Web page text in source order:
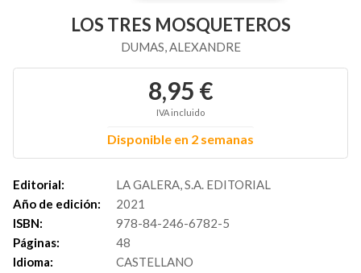
LOS TRES MOSQUETEROS
DUMAS, ALEXANDRE
8,95 €
IVA incluido
Disponible en 2 semanas
Editorial:
LA GALERA, S.A. EDITORIAL
Año de edición:
2021
ISBN:
978-84-246-6782-5
Páginas:
48
Idioma:
CASTELLANO